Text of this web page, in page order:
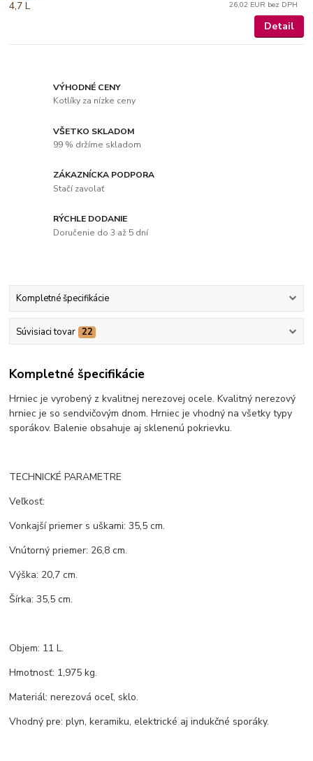
26,02 EUR bez DPH
Detail
VÝHODNÉ CENY
Kotlíky za nízke ceny
VŠETKO SKLADOM
99 % držíme skladom
ZÁKAZNÍCKA PODPORA
Stačí zavolať
RÝCHLE DODANIE
Doručenie do 3 až 5 dní
Kompletné špecifikácie
Súvisiaci tovar 22
Kompletné špecifikácie
Hrniec je vyrobený z kvalitnej nerezovej ocele. Kvalitný nerezový
hrniec je so sendvičovým dnom. Hrniec je vhodný na všetky typy
sporákov. Balenie obsahuje aj sklenenú pokrievku.
TECHNICKÉ PARAMETRE
Veľkosť:
Vonkajší priemer s uškami: 35,5 cm.
Vnútorný priemer: 26,8 cm.
Výška: 20,7 cm.
Šírka: 35,5 cm.
Objem: 11 L.
Hmotnosť: 1,975 kg.
Materiál: nerezová oceľ, sklo.
Vhodný pre: plyn, keramiku, elektrické aj indukčné sporáky.